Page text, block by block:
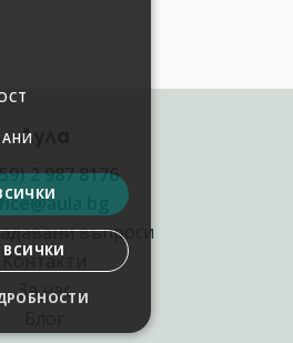
Аула
2 987 8176
въпроси
Контакти
За нас
ВСИЧКИ